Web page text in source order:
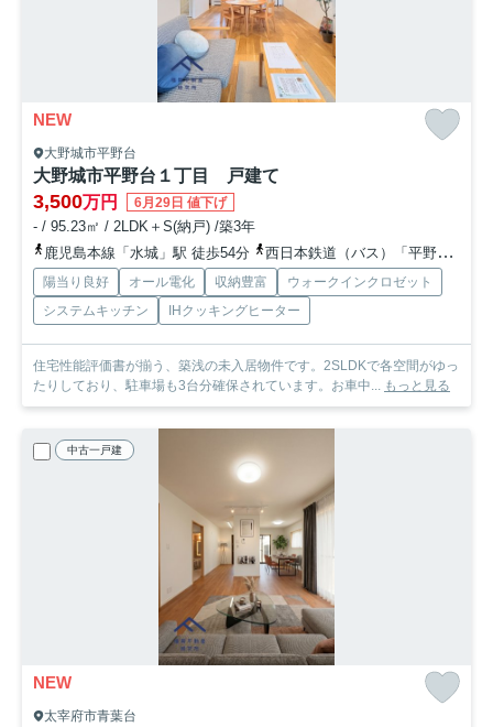
NEW
大野城市平野台
大野城市平野台１丁目 戸建て
3,500万円 6月29日 値下げ
- / 95.23㎡ / 2LDK＋S(納戸) /築3年
鹿児島本線「水城」駅 徒歩54分
西日本鉄道（バス）「平野ハイツ商店街前」バス停下車 徒歩3分
陽当り良好 オール電化 収納豊富
ウォークインクロゼット
システムキッチン
IHクッキングヒーター
住宅性能評価書が揃う、築浅の未入居物件です。2SLDKで各空間がゆっ
たりしており、駐車場も3台分確保されています。お車中...
もっと見る
中古一戸建
NEW
太宰府市青葉台